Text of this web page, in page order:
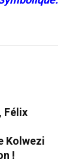
Félix
Kolwezi
!